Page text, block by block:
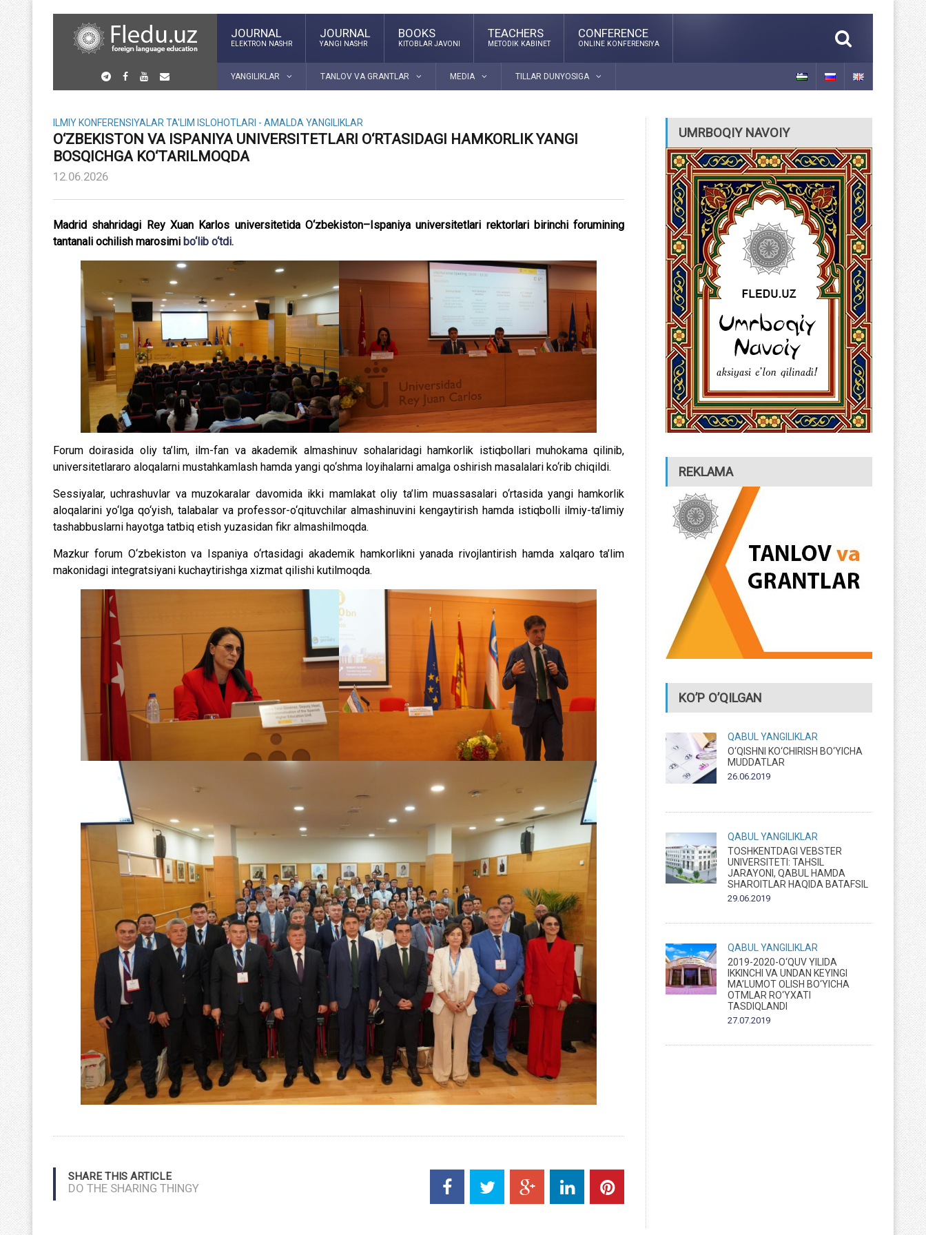
JOURNAL
ELEKTRON NASHR
JOURNAL
YANGI NASHR
BOOKS
KITOBLAR JAVONI
TEACHERS
METODIK KABINET
CONFERENCE
ONLINE KONFERENSIYA
YANGILIKLAR TANLOV VA GRANTLAR MEDIA TILLAR DUNYOSIGA
ILMIY KONFERENSIYALAR TA'LIM ISLOHOTLARI - AMALDA YANGILIKLAR
O‘ZBEKISTON VA ISPANIYA UNIVERSITETLARI O‘RTASIDAGI HAMKORLIK YANGI
BOSQICHGA KO‘TARILMOQDA
12.06.2026
Madrid shahridagi Rey Xuan Karlos universitetida O‘zbekiston–Ispaniya universitetlari rektorlari birinchi forumining
tantanali ochilish marosimi bo‘lib o‘tdi.
Forum doirasida oliy ta’lim, ilm-fan va akademik almashinuv sohalaridagi hamkorlik istiqbollari muhokama qilinib,
universitetlararo aloqalarni mustahkamlash hamda yangi qo‘shma loyihalarni amalga oshirish masalalari ko‘rib chiqildi.
Sessiyalar, uchrashuvlar va muzokaralar davomida ikki mamlakat oliy ta’lim muassasalari o‘rtasida yangi hamkorlik
aloqalarini yo‘lga qo‘yish, talabalar va professor-o‘qituvchilar almashinuvini kengaytirish hamda istiqbolli ilmiy-ta’limiy
tashabbuslarni hayotga tatbiq etish yuzasidan fikr almashilmoqda.
Mazkur forum O‘zbekiston va Ispaniya o‘rtasidagi akademik hamkorlikni yanada rivojlantirish hamda xalqaro ta’lim
makonidagi integratsiyani kuchaytirishga xizmat qilishi kutilmoqda.
SHARE THIS ARTICLE
DO THE SHARING THINGY
UMRBOQIY NAVOIY
REKLAMA
KO’P O’QILGAN
QABUL
YANGILIKLAR
O‘QISHNI KO‘CHIRISH BO‘YICHA
MUDDATLAR
26.06.2019
QABUL
YANGILIKLAR
TOSHKENTDAGI VEBSTER
UNIVERSITETI: TAHSIL
JARAYONI, QABUL HAMDA
SHAROITLAR HAQIDA BATAFSIL
29.06.2019
QABUL
YANGILIKLAR
2019-2020-O‘QUV YILIDA
IKKINCHI VA UNDAN KEYINGI
MA’LUMOT OLISH BO‘YICHA
OTMLAR RO‘YXATI
TASDIQLANDI
27.07.2019